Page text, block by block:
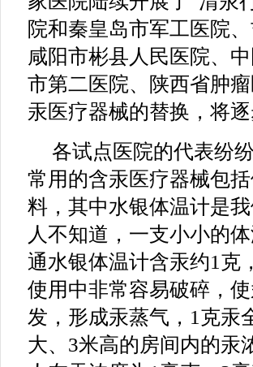
院和秦皇岛市军工医院
咸阳市彬县人民医院、
市第二医院、陕西省肿
汞医疗器械的替换，将
各试点医院的代表纷
常用的含汞医疗器械包
料，其中水银体温计是
人不知道，一支小小的
通水银体温计含汞约1克
使用中非常容易破碎，
发，形成汞蒸气，1克汞
大、3米高的房间内的汞